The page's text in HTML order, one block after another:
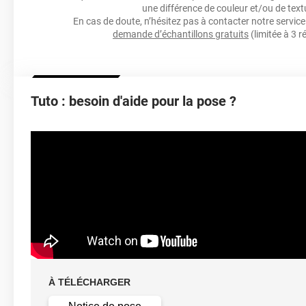
Résistance À L'humidité
Température D'application
Type De Pose
Dépose
une différence de couleur et/ou de
En cas de doute, n’hésitez pas à contacter notre
demande d’échantillons gratuits (limitée à 3
Tuto : besoin d'aide pour la pose ?
À TÉLÉCHARGER